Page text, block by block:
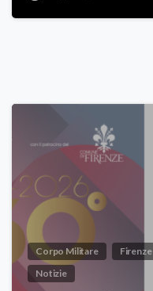
Corpo Militare Firenze
Notizie